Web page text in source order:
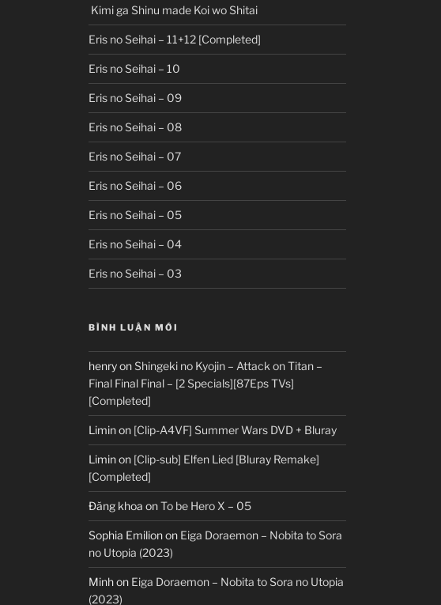
Kimi ga Shinu made Koi wo Shitai
Eris no Seihai – 11+12 [Completed]
Eris no Seihai – 10
Eris no Seihai – 09
Eris no Seihai – 08
Eris no Seihai – 07
Eris no Seihai – 06
Eris no Seihai – 05
Eris no Seihai – 04
Eris no Seihai – 03
BÌNH LUẬN MỚI
henryonShingeki no Kyojin – Attack on Titan –
Final Final Final – [2 Specials][87Eps TVs]
[Completed]
Liminon [Clip-A4VF] Summer Wars DVD + Bluray
Liminon [Clip-sub] Elfen Lied [Bluray Remake]
[Completed]
Đăng khoa onTo be Hero X – 05
Sophia Emilionon Eiga Doraemon – Nobita to Sora
no Utopia (2023)
Minhon Eiga Doraemon – Nobita to Sora no Utopia
(2023)